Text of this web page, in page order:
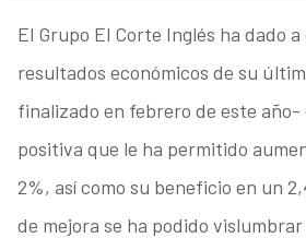
El Grupo El Corte Inglés ha dado
resultados económicos de su
finalizado en febrero de este
positiva que le ha permitido
2%, así como su beneficio en un
de mejora se ha podido